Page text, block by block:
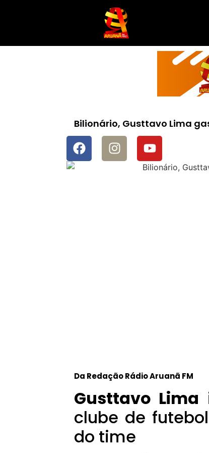
Bilionário, Gusttavo Lima
Da Redação Rádio Aruanã FM
Gusttavo Lima
clube de
do time